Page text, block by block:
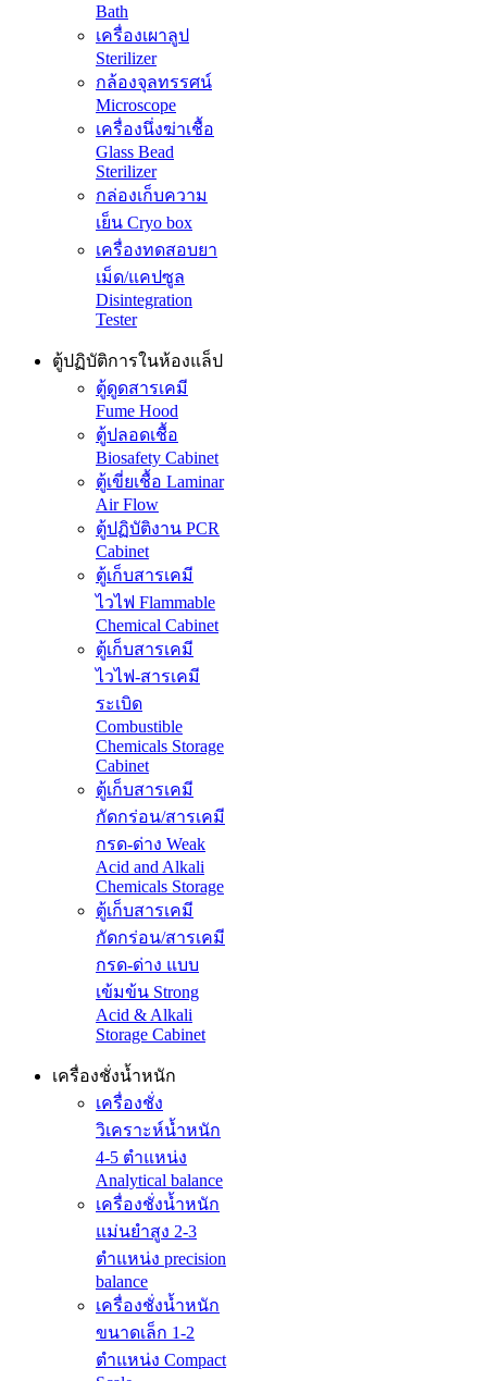
Bath
เครื่องเผาลูป
Sterilizer
กล้องจุลทรรศน์
Microscope
เครื่องนึ่งฆ่าเชื้อ
Glass Bead
Sterilizer
กล่องเก็บความ
เย็น Cryo box
เครื่องทดสอบยา
เม็ด/แคปซูล
Disintegration
Tester
ตู้ปฏิบัติการในห้องแล็ป
ตู้ดูดสารเคมี
Fume Hood
ตู้ปลอดเชื้อ
Biosafety Cabinet
ตู้เขี่ยเชื้อ Laminar
Air Flow
ตู้ปฏิบัติงาน PCR
Cabinet
ตู้เก็บสารเคมี
ไวไฟ Flammable
Chemical Cabinet
ตู้เก็บสารเคมี
ไวไฟ-สารเคมี
ระเบิด
Combustible
Chemicals Storage
Cabinet
ตู้เก็บสารเคมี
กัดกร่อน/สารเคมี
กรด-ด่าง Weak
Acid and Alkali
Chemicals Storage
ตู้เก็บสารเคมี
กัดกร่อน/สารเคมี
กรด-ด่าง แบบ
เข้มข้น Strong
Acid & Alkali
Storage Cabinet
เครื่องชั่งน้ำหนัก
เครื่องชั่ง
วิเคราะห์น้ำหนัก
4-5 ตำแหน่ง
Analytical balance
เครื่องชั่งน้ำหนัก
แม่นยำสูง 2-3
ตำแหน่ง precision
balance
เครื่องชั่งน้ำหนัก
ขนาดเล็ก 1-2
ตำแหน่ง Compact